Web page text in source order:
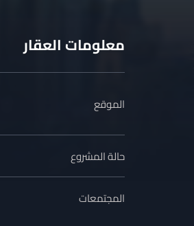
معلومات العقار
الموقع
حالة المشروع
المجتمعات